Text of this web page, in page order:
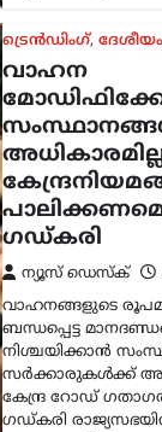
ശ്രീരാമന്റെ
ജനങ്ങളിൽ
ലഭിക്കുന്ന
ബിജെപി
ചെയ്യുന്നു;
ഏറ്റവും
ബിജെപി:
യാദവ്
ന്യൂസ് ഡെസ്ക്
പിഡിഎ
ന്യൂനപക്ഷങ്ങൾ)
ഭയപ്പെടുന്നുവെന്ന്
അധ്യക്ഷൻ
ആരോപിച്ചു.